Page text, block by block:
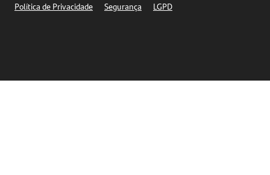
Política de Privacidade Segurança LGPD